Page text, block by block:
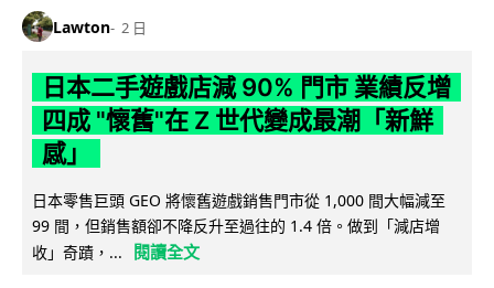
Lawton 2 日
日本二手遊戲店減 90% 門市 業績反增
四成 "懷舊"在 Z 世代變成最潮「新鮮
感」
日本零售巨頭 GEO 將懷舊遊戲銷售門市從 1,000 間大幅減至
99 間，但銷售額卻不降反升至過往的 1.4 倍。做到「減店增
收」奇蹟，...
閱讀全文